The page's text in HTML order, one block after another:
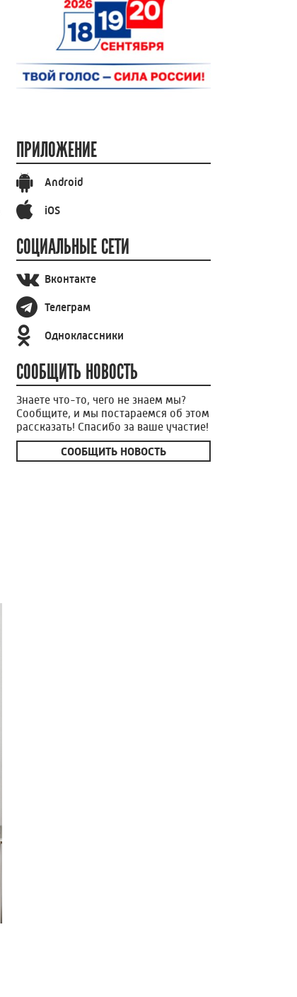
ПРИЛОЖЕНИЕ
Android
iOS
СОЦИАЛЬНЫЕ СЕТИ
Вконтакте
Телеграм
Одноклассники
СООБЩИТЬ НОВОСТЬ
Знаете что-то, чего не знаем мы?
Сообщите, и мы постараемся об этом
рассказать! Спасибо за ваше участие!
СООБЩИТЬ НОВОСТЬ